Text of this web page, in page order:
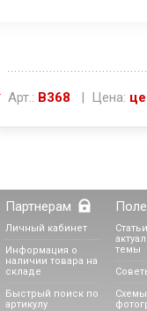
Арт.: B368 | Цена:
Партнерам
Личный кабинет
Информация о
наличии товара на
складе
Быстрый поиск по
артикулу
темы